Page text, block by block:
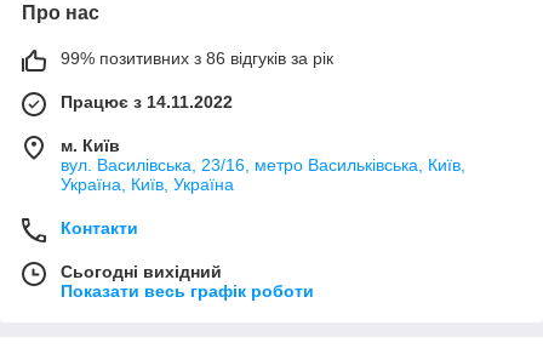
Про нас
99% позитивних з 86 відгуків за рік
Працює з 14.11.2022
м. Київ
вул. Василівська, 23/16, метро Васильківська, Київ,
Україна, Київ, Україна
Контакти
Сьогодні вихідний
Показати весь графік роботи